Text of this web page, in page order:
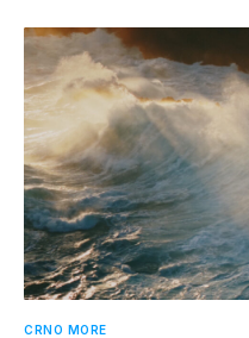
CRNO MORE